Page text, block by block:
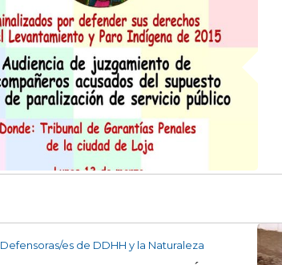
Defensoras/es de DDHH y la Naturaleza